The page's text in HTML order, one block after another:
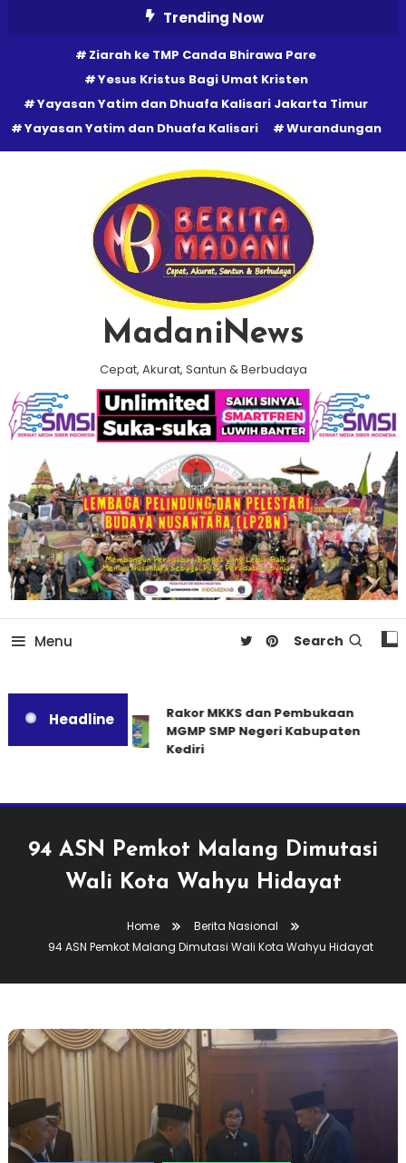
Trending Now
Ziarah ke TMP Canda Bhirawa Pare
Yesus Kristus Bagi Umat Kristen
Yayasan Yatim dan Dhuafa Kalisari Jakarta Timur
Yayasan Yatim dan Dhuafa Kalisari
Wurandungan
MadaniNews
Cepat, Akurat, Santun & Berbudaya
Menu Search
Headline
Rakor MKKS dan Pembukaan
MGMP SMP Negeri Kabupaten
Kediri
94 ASN Pemkot Malang Dimutasi
Wali Kota Wahyu Hidayat
Home
Berita Nasional
94 ASN Pemkot Malang Dimutasi Wali Kota Wahyu Hidayat